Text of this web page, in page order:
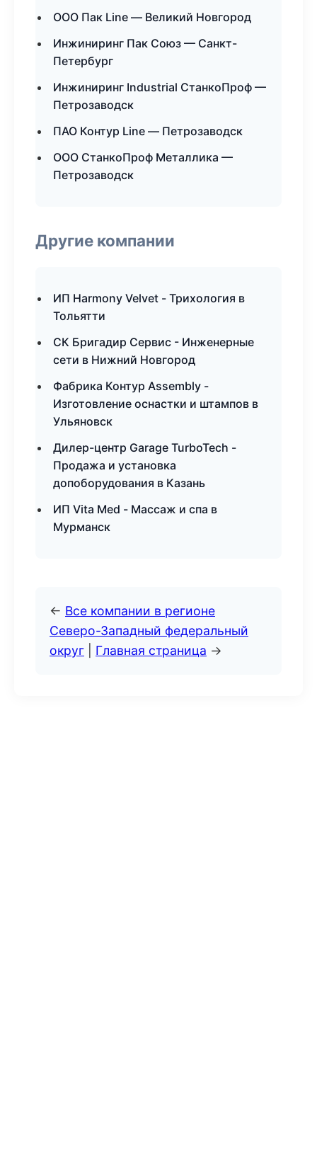
ООО Пак Line — Великий Новгород
Инжиниринг Пак Союз — Санкт-
Петербург
Инжиниринг Industrial СтанкоПроф —
Петрозаводск
ПАО Контур Line — Петрозаводск
ООО СтанкоПроф Металлика —
Петрозаводск
Другие компании
ИП Harmony Velvet - Трихология в
Тольятти
СК Бригадир Сервис - Инженерные
сети в Нижний Новгород
Фабрика Контур Assembly -
Изготовление оснастки и штампов в
Ульяновск
Дилер-центр Garage TurboTech -
Продажа и установка
допоборудования в Казань
ИП Vita Med - Массаж и спа в
Мурманск
← Все компании в регионе
Северо-Западный федеральный
округ
Главная страница →